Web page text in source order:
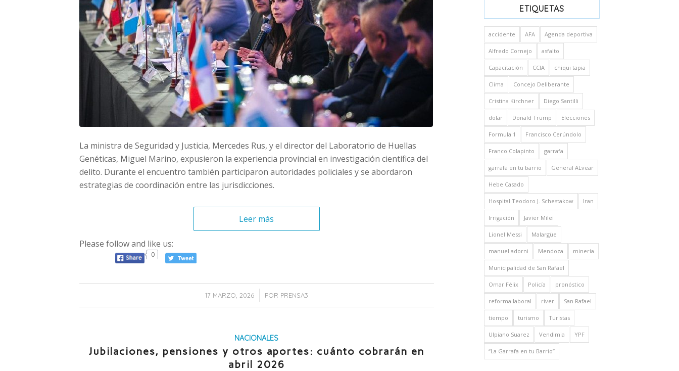
La ministra de Seguridad y Justicia, Mercedes Rus, y el director del Laboratorio de Huellas
Genéticas, Miguel Marino, expusieron la experiencia provincial en investigación científica del
delito. Durante el encuentro también participaron autoridades policiales y se abordaron
estrategias de coordinación entre las jurisdicciones.
Leer más
Please follow and like us:
0
17 MARZO, 2026
/ POR PRENSA3
NACIONALES
Jubilaciones, pensiones y otros aportes: cuánto cobrarán en
abril 2026
ETIQUETAS
accidente AFA Agenda deportiva
Alfredo Cornejo asfalto
Capacitación CCIA chiqui tapia
Clima Concejo Deliberante
Cristina Kirchner Diego Santilli
dolar Donald Trump Elecciones
Formula 1 Francisco Cerúndolo
Franco Colapinto garrafa
garrafa en tu barrio General ALvear
Hebe Casado
Hospital Teodoro J. Schestakow Iran
Irrigación Javier Milei
Lionel Messi Malargüe
manuel adorni Mendoza minería
Municipalidad de San Rafael
Omar Félix Policía pronóstico
reforma laboral river San Rafael
tiempo turismo Turistas
Ulpiano Suarez Vendimia YPF
“La Garrafa en tu Barrio”